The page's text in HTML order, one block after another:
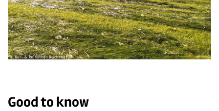
© Kur- & Touristinfo Reichshof
Good to know